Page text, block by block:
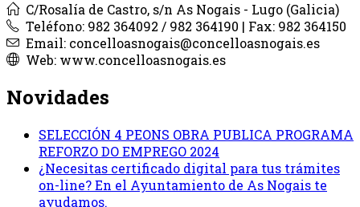
C/Rosalía de Castro, s/n As Nogais - Lugo (Galicia)
Teléfono: 982 364092 / 982 364190 | Fax: 982 364150
Email: concelloasnogais@concelloasnogais.es
Web: www.concelloasnogais.es
Novidades
SELECCIÓN 4 PEONS OBRA PUBLICA PROGRAMA
REFORZO DO EMPREGO 2024
¿Necesitas certificado digital para tus trámites
on-line? En el Ayuntamiento de As Nogais te
ayudamos.